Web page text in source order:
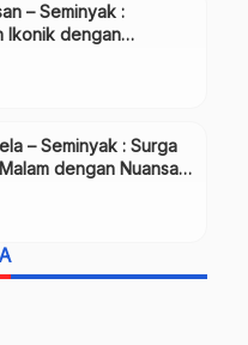
– Seminyak :
Ikonik dengan
– Seminyak : Surga
dengan Nuansa